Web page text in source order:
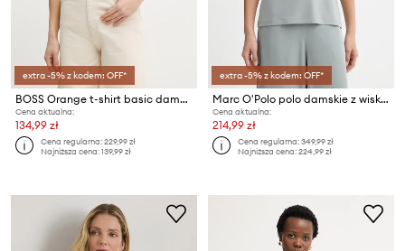
extra -5% z kodem: OFF*
BOSS Orange t-shirt basic damski bawełniany C Esogo 1
Cena aktualna:
134,99 zł
Cena regularna:229,99 zł
Najniższa cena:139,99 zł
extra -5% z kodem: OFF*
Marc O'Polo polo damskie z wiskozą
Cena aktualna:
214,99 zł
Cena regularna:349,99 zł
Najniższa cena:224,99 zł